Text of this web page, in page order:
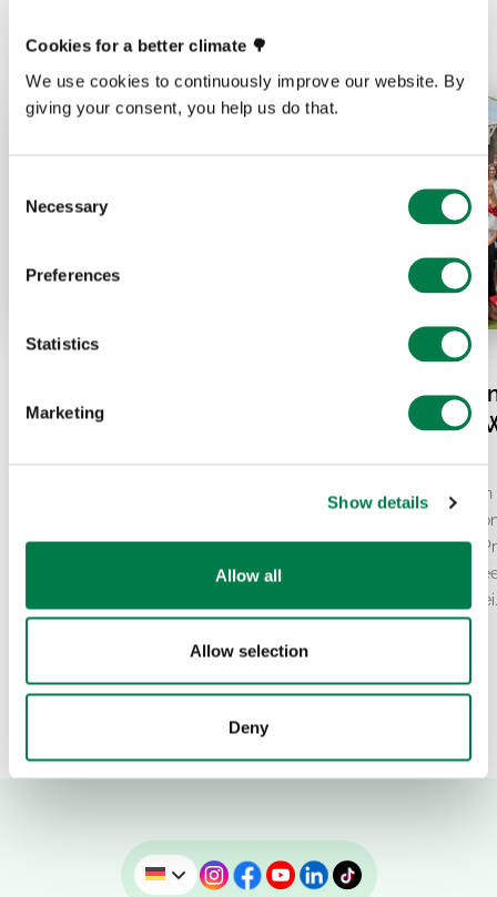
Cookies for a better climate 🌳
We use cookies to continuously improve our website. By
giving your consent, you help us do that.
Selection
Necessary
Preferences
Statistics
Marketing
Show details
Allow all
Allow selection
Deny
in Europa: Was steckt
Europa in den vergangenen Wochen
fest im Griff gehabt. Hinzu kommen
Plant-for-the-
vereint: Globale
Vom 9. bis 12. Juli
und junge Engagierte
the-Planet zum Global
Ambassador Council
zusammen, das alle